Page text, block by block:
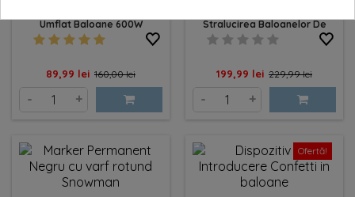
Umflat Baloane 600W
Pret
89,99 lei Pret
baza
160,00 lei
- +
Stralucirea Baloanelor De
Latex
Pret
199,99 lei Pret
baza
229,99 lei
- +
Ofertă!